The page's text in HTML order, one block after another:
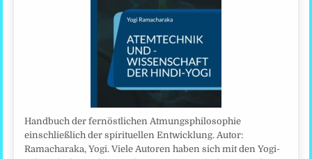
Handbuch der fernöstlichen Atmungsphilosophie
einschließlich der spirituellen Entwicklung. Autor:
Ramacharaka, Yogi. Viele Autoren haben sich mit den Yogi-